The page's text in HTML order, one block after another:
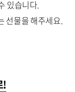
있습니다.
선물을 해주세요.
!